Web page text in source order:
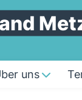
uns